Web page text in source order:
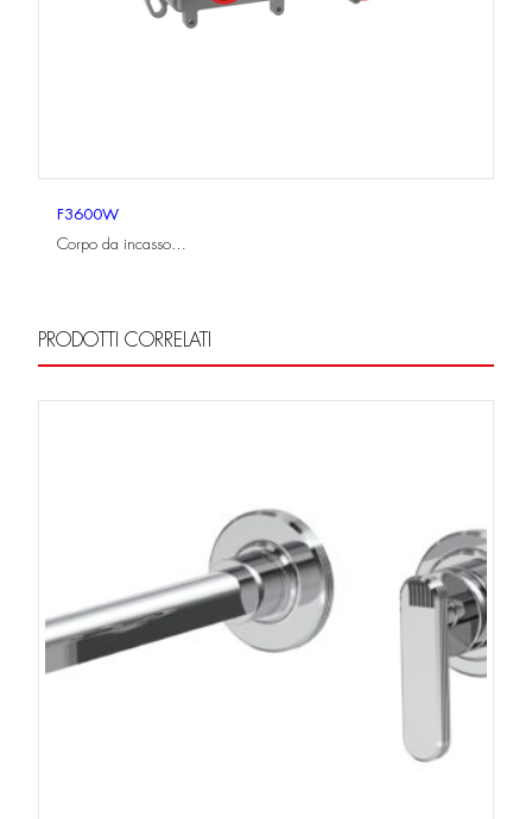
F3600W
Corpo da incasso…
PRODOTTI CORRELATI